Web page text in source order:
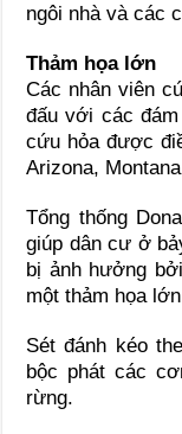
ngôi nhà và các
Thảm họa lớn
Các nhân viên
đấu với các
cứu hỏa được
Arizona,
Tổng thống
giúp dân cư ở
bị ảnh hưởng
một thảm họa
Sét đánh kéo
bộc phát các
rừng.